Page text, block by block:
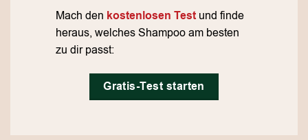
Mach den kostenlosen Testund finde
heraus, welches Shampoo am besten
zu dir passt:
Gratis-Test starten